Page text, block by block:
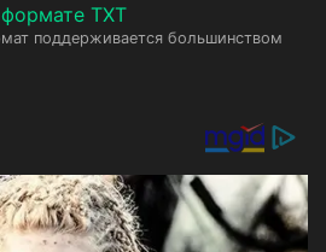
TXT
поддерживается большинством